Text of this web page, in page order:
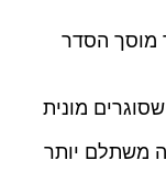
מוסך הסדר
מונית
משתלם יותר